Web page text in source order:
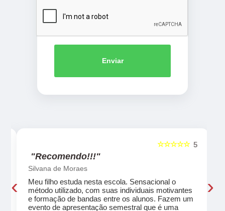
Enviar
5
☆☆☆☆☆
"Recomendo!!!"
Silvana de Moraes
Meu filho estuda nesta escola. Sensacional o
método utilizado, com suas individuais motivantes
e formação de bandas entre os alunos. Fazem um
evento de apresentação semestral que é uma
‹ ›